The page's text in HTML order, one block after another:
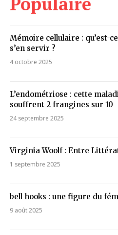
Mémoire cellulaire : qu’est-
s’en servir ?
4 octobre 2025
L’endométriose : cette
souffrent 2 frangines sur 10
24 septembre 2025
Virginia Woolf : Entre
1 septembre 2025
bell hooks : une figure du
9 août 2025